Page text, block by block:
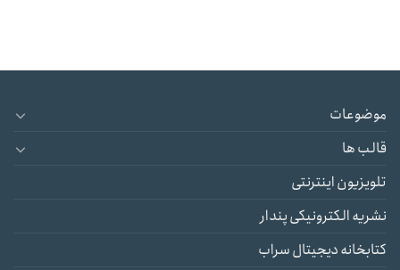
موضوعات
قالب ها
تلویزیون اینترنتی
نشریه الکترونیکی پندار
کتابخانه دیجیتال سراب